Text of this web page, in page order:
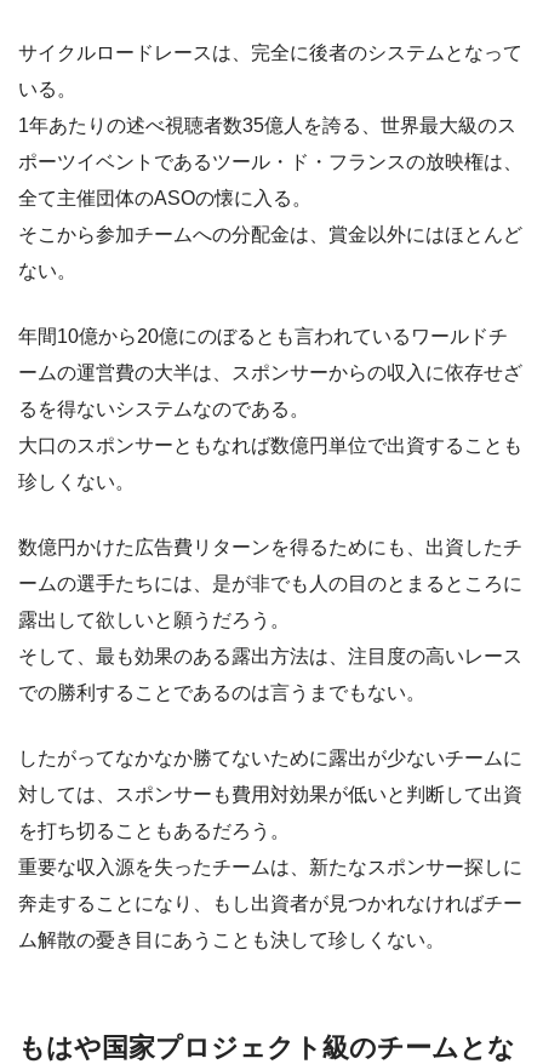
サイクルロードレースは、完全に後者のシステムとなって
いる。
1年あたりの述べ視聴者数35億人を誇る、世界最大級のス
ポーツイベントであるツール・ド・フランスの放映権は、
全て主催団体のASOの懐に入る。
そこから参加チームへの分配金は、賞金以外にはほとんど
ない。
年間10億から20億にのぼるとも言われているワールドチ
ームの運営費の大半は、スポンサーからの収入に依存せざ
るを得ないシステムなのである。
大口のスポンサーともなれば数億円単位で出資することも
珍しくない。
数億円かけた広告費リターンを得るためにも、出資したチ
ームの選手たちには、是が非でも人の目のとまるところに
露出して欲しいと願うだろう。
そして、最も効果のある露出方法は、注目度の高いレース
での勝利することであるのは言うまでもない。
したがってなかなか勝てないために露出が少ないチームに
対しては、スポンサーも費用対効果が低いと判断して出資
を打ち切ることもあるだろう。
重要な収入源を失ったチームは、新たなスポンサー探しに
奔走することになり、もし出資者が見つかれなければチー
ム解散の憂き目にあうことも決して珍しくない。
もはや国家プロジェクト級のチームとな